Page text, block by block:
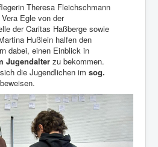
Theresa Fleichschmann
Egle von der
der Caritas Haßberge sowie
Hußlein halfen den
dabei, einen Einblick in
Jugendalter zu bekommen.
die Jugendlichen im sog.
beweisen.